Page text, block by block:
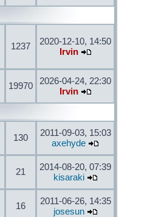
1237
2020-12-10, 14:50
Irvin
19970
2026-04-24, 22:30
Irvin
130
2011-09-03, 15:03
axehyde
21
2014-08-20, 07:39
kisaraki
16
2011-06-26, 14:35
josesun